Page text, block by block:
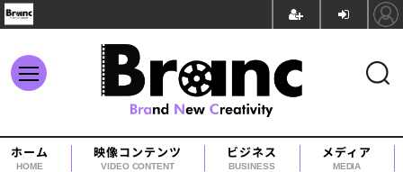
ホーム
HOME
映像コンテンツ
VIDEO CONTENT
ビジネス
BUSINESS
メディア
MEDIA